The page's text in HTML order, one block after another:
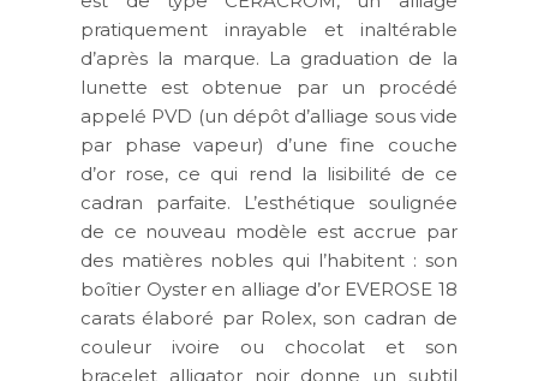
pratiquement inrayable et inaltérable
d’après la marque. La graduation de la
lunette est obtenue par un procédé
appelé PVD (un dépôt d’alliage sous vide
par phase vapeur) d’une fine couche
d’or rose, ce qui rend la lisibilité de ce
cadran parfaite. L’esthétique soulignée
de ce nouveau modèle est accrue par
des matières nobles qui l’habitent : son
boîtier Oyster en alliage d’or EVEROSE 18
carats élaboré par Rolex, son cadran de
couleur ivoire ou chocolat et son
bracelet alligator noir donne un subtil